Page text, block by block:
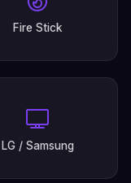
Fire Stick
LG / Samsung